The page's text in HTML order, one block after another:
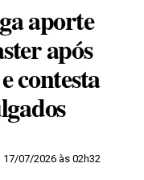
aporte
após
contesta
07/2026 às 02h32